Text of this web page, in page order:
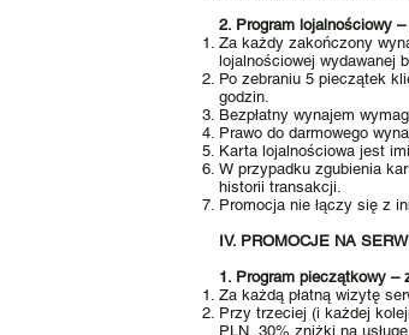
2. Program lojalnościowy
Za każdy zakończony
lojalnościowej wydawanej
Po zebraniu 5 pieczątek
godzin.
Bezpłatny wynajem
Prawo do darmowego
Karta lojalnościowa jest
W przypadku zgubienia
historii transakcji.
Promocja nie łączy się z
IV. PROMOCJE NA
1. Program pieczątkowy –
Za każdą płatną wizytę
Przy trzeciej (i każdej
PLN, 30% zniżki na